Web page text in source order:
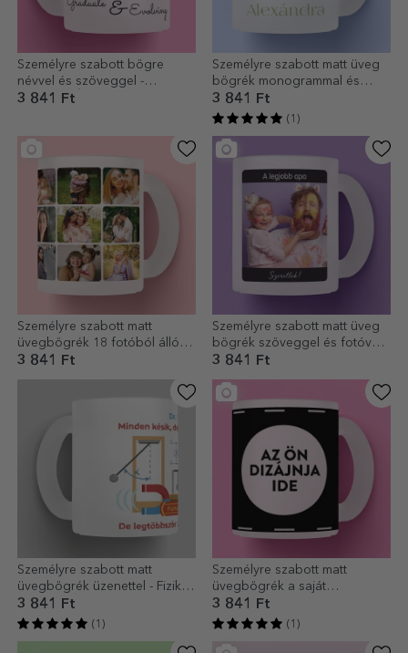
Személyre szabott bögre
névvel és szöveggel -
Vonalrajz Érettségi
3 841 Ft
Személyre szabott matt üveg
bögrék monogrammal és
névvel - Karácsony
3 841 Ft
(1)
Személyre szabott matt
üvegbögrék 18 fotóból álló
kollázzsal
3 841 Ft
Személyre szabott matt üveg
bögrék szöveggel és fotóval -
My Hero
3 841 Ft
Személyre szabott matt
üvegbögrék üzenettel - Fizika
tanár
3 841 Ft
(1)
Személyre szabott matt
üvegbögrék a saját
tervezéseddel
3 841 Ft
(1)